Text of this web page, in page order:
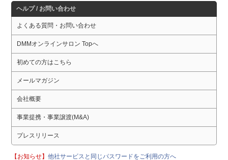
ヘルプ / お問い合わせ
よくある質問・お問い合わせ
DMMオンラインサロン Topへ
初めての方はこちら
メールマガジン
会社概要
事業提携・事業譲渡(M&A)
プレスリリース
【お知らせ】他社サービスと同じパスワードをご利用の方へ